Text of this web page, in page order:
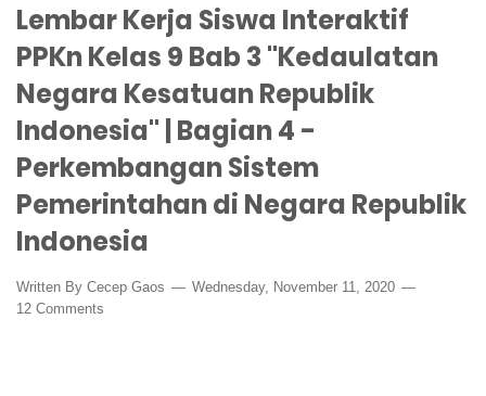
Lembar Kerja Siswa Interaktif
PPKn Kelas 9 Bab 3 "Kedaulatan
Negara Kesatuan Republik
Indonesia" | Bagian 4 -
Perkembangan Sistem
Pemerintahan di Negara Republik
Indonesia
Written By Cecep Gaos
Wednesday, November 11, 2020
12 Comments